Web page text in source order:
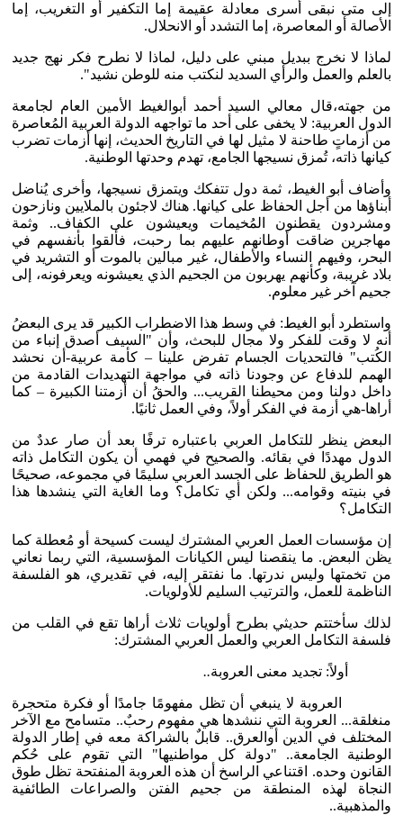
إلى متى نبقى أسرى معادلة عقيمة إما التكفير أو التغريب، إما
الأصالة أو المعاصرة، إما التشدد أو الانحلال.
لماذا لا نخرج ببديل مبني على دليل، لماذا لا نطرح فكر نهج جديد
بالعلم والعمل والرأي السديد لنكتب منه للوطن نشيد".
من جهته،قال معالي السيد أحمد أبوالغيط الأمين العام لجامعة
الدول العربية: لا يخفى على أحد ما تواجهه الدولة العربية المُعاصرة
من أزماتٍ طاحنة لا مثيل لها في التاريخ الحديث، إنها أزمات تضرب
كيانها ذاته، تُمزق نسيجها الجامع، تهدم وحدتها الوطنية.
وأضاف أبو الغيط، ثمة دول تتفكك ويتمزق نسيجها، وأخرى يُناضل
أبناؤها من أجل الحفاظ على كيانها. هناك لاجئون بالملايين ونازحون
ومشردون يقطنون المُخيمات ويعيشون على الكفاف.. وثمة
مهاجرين ضاقت أوطانهم عليهم بما رحبت، فألقوا بأنفسهم في
البحر، وفيهم النساء والأطفال، غير مبالين بالموت أو التشريد في
بلاد غريبة، وكأنهم يهربون من الجحيم الذي يعيشونه ويعرفونه، إلى
جحيم آخر غير معلوم.
واستطرد أبو الغيط: في وسط هذا الاضطراب الكبير قد يرى البعضُ
أنه لا وقت للفكر ولا مجال للبحث، وأن "السيف أصدق إنباء من
الكُتب" فالتحديات الجسام تفرض علينا – كأمة عربية-أن نحشد
الهمم للدفاع عن وجودنا ذاته في مواجهة التهديدات القادمة من
داخل دولنا ومن محيطنا القريب... والحقُ أن أزمتنا الكبيرة – كما
أراها-هي أزمة في الفكر أولاً، وفي العمل ثانيًا.
البعض ينظر للتكامل العربي باعتباره ترفًا بعد أن صار عددٌ من
الدول مهددًا في بقائه. والصحيح في فهمي أن يكون التكامل ذاته
هو الطريق للحفاظ على الجسد العربي سليمًا في مجموعه، صحيحًا
في بنيته وقوامه... ولكن أي تكامل؟ وما الغاية التي ينشدها هذا
التكامل؟
إن مؤسسات العمل العربي المشترك ليست كسيحة أو مُعطلة كما
يظن البعض. ما ينقصنا ليس الكيانات المؤسسية، التي ربما نعاني
من تخمتها وليس ندرتها. ما نفتقر إليه، في تقديري، هو الفلسفة
الناظمة للعمل، والترتيب السليم للأولويات.
لذلك سأختتم حديثي بطرح أولويات ثلاث أراها تقع في القلب من
فلسفة التكامل العربي والعمل العربي المشترك:
أولاً: تجديد معنى العروبة..
العروبة لا ينبغي أن تظل مفهومًا جامدًا أو فكرة متحجرة
منغلقة... العروبة التي ننشدها هي مفهوم رحبٌ.. متسامح مع الآخر
المختلف في الدين أوالعرق.. قابلٌ بالشراكة معه في إطار الدولة
الوطنية الجامعة.. "دولة كل مواطنيها" التي تقوم على حُكم
القانون وحده. اقتناعي الراسخ أن هذه العروبة المنفتحة تظل طوق
النجاة لهذه المنطقة من جحيم الفتن والصراعات الطائفية
والمذهبية..